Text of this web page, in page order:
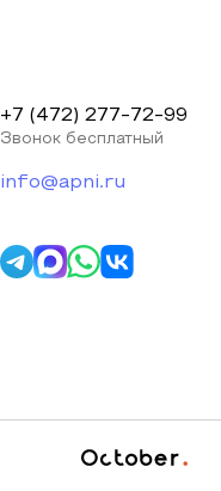
+7 (472) 277-72-99
Звонок бесплатный
info@apni.ru